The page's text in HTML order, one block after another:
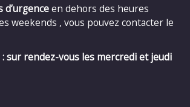
d’urgenceen dehors des heures
weekends , vous pouvez contacter le
: sur rendez-vous les mercredi et jeudi